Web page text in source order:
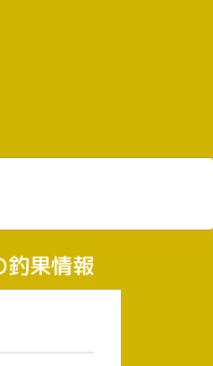
果情報